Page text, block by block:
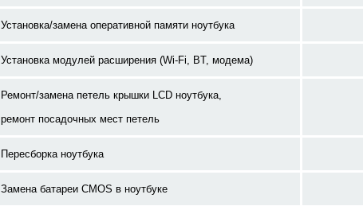
Установка/замена оперативной памяти ноутбука
Установка модулей расширения (Wi-Fi, BT, модема)
Ремонт/замена петель крышки LCD ноутбука,
ремонт посадочных мест петель
Пересборка ноутбука
Замена батареи CMOS в ноутбуке